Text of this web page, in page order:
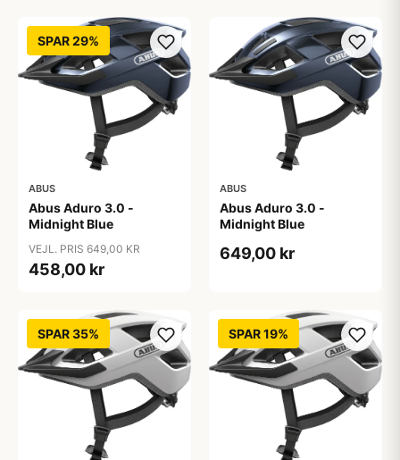
SPAR 29%
ABUS
Abus Aduro 3.0 -
Midnight Blue
VEJL. PRIS 649,00 KR
458,00 kr
ABUS
Abus Aduro 3.0 -
Midnight Blue
649,00 kr
SPAR 35% SPAR 19%